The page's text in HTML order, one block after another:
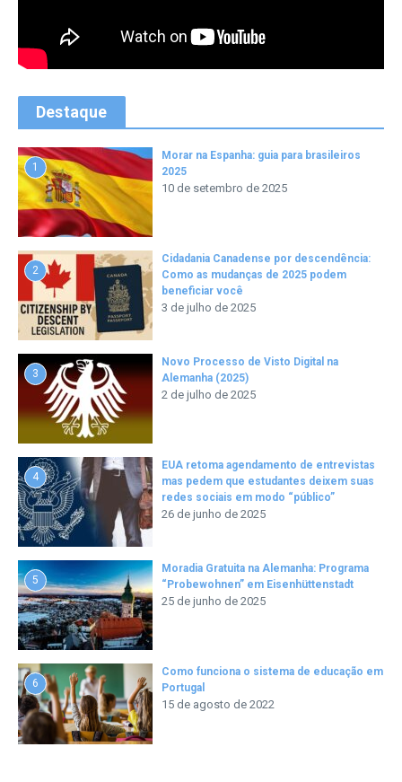
Destaque
1
Morar na Espanha: guia para brasileiros
2025
10 de setembro de 2025
2
Cidadania Canadense por descendência:
Como as mudanças de 2025 podem
beneficiar você
3 de julho de 2025
3
Novo Processo de Visto Digital na
Alemanha (2025)
2 de julho de 2025
4
EUA retoma agendamento de entrevistas
mas pedem que estudantes deixem suas
redes sociais em modo “público”
26 de junho de 2025
5
Moradia Gratuita na Alemanha: Programa
“Probewohnen” em Eisenhüttenstadt
25 de junho de 2025
6
Como funciona o sistema de educação em
Portugal
15 de agosto de 2022